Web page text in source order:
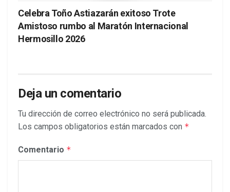
Celebra Toño Astiazarán exitoso Trote
Amistoso rumbo al Maratón Internacional
Hermosillo 2026
Deja un comentario
Tu dirección de correo electrónico no será publicada.
Los campos obligatorios están marcados con *
Comentario *